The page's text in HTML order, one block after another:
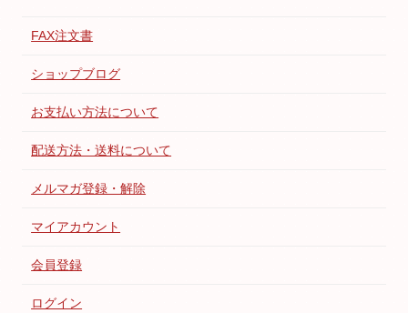
FAX注文書
ショップブログ
お支払い方法について
配送方法・送料について
メルマガ登録・解除
マイアカウント
会員登録
ログイン